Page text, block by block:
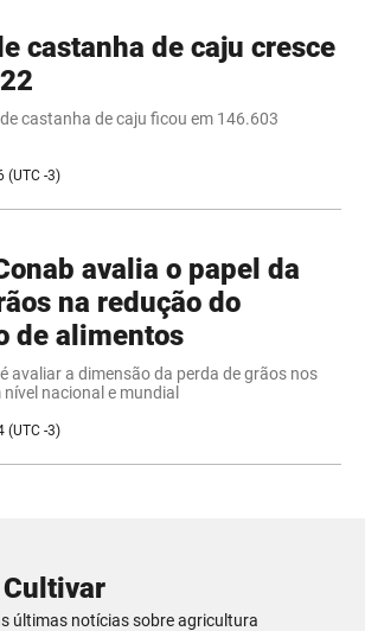
castanha de caju cresce
castanha de caju ficou em 146.603
(UTC -3)
avalia o papel da
na redução do
de alimentos
avaliar a dimensão da perda de grãos nos
nacional e mundial
(UTC -3)
últimas notícias sobre agricultura